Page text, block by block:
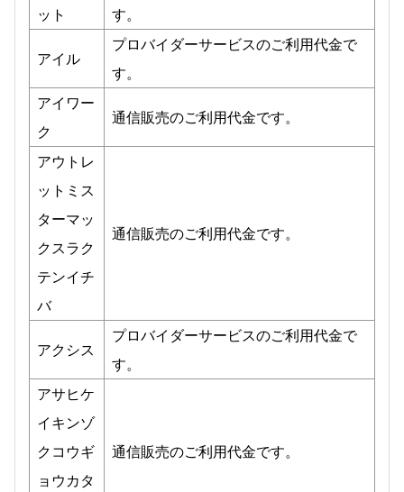
ット
す。
アイル
プロバイダーサービスのご利用代金で
す。
アイワー
ク
通信販売のご利用代金です。
アウトレ
ットミス
ターマッ
クスラク
テンイチ
バ
通信販売のご利用代金です。
アクシス
プロバイダーサービスのご利用代金で
す。
アサヒケ
イキンゾ
クコウギ
ョウカタ
通信販売のご利用代金です。